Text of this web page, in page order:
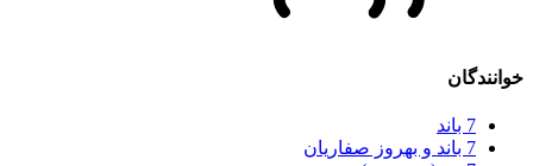
خوانندگان
7 باند
7 باند و بهروز صفاریان